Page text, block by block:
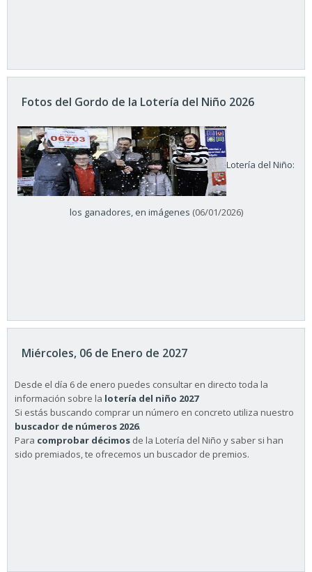
Fotos del Gordo de la Lotería del Niño 2026
Lotería del Niño:
los ganadores, en imágenes (06/01/2026)
Miércoles, 06 de Enero de 2027
Desde el día 6 de enero puedes consultar en directo toda la
información sobre la lotería del niño 2027
Si estás buscando comprar un número en concreto utiliza nuestro
buscador de números 2026.
Para comprobar décimos de la Lotería del Niño y saber si han
sido premiados, te ofrecemos un buscador de premios.